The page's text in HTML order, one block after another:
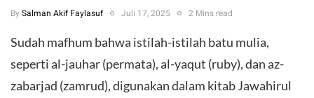
By Salman Akif Faylasuf Juli 17, 2025 2 Mins read
Sudah mafhum bahwa istilah-istilah batu mulia,
seperti al-jauhar (permata), al-yaqut (ruby), dan az-
zabarjad (zamrud), digunakan dalam kitab Jawahirul